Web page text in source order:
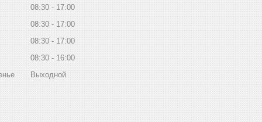
08:30
17:00
08:30
17:00
08:30
17:00
08:30
16:00
Выходной